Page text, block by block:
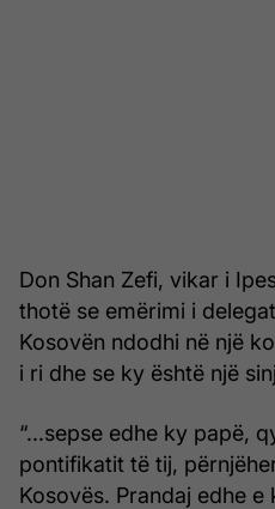
Don Shan Zefi, vikar i
thotë se emërimi i
Kosovën ndodhi në një
i ri dhe se ky është një
“...sepse edhe ky papë,
pontifikatit të tij,
Kosovës. Prandaj edhe